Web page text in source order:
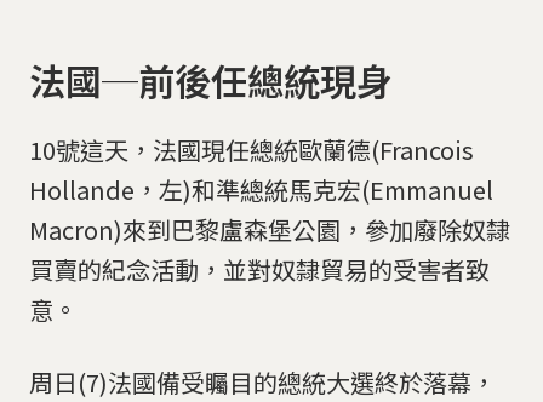
法國─前後任總統現身
10號這天，法國現任總統歐蘭德(Francois
Hollande，左)和準總統馬克宏(Emmanuel
Macron)來到巴黎盧森堡公園，參加廢除奴隸
買賣的紀念活動，並對奴隸貿易的受害者致
意。
周日(7)法國備受矚目的總統大選終於落幕，